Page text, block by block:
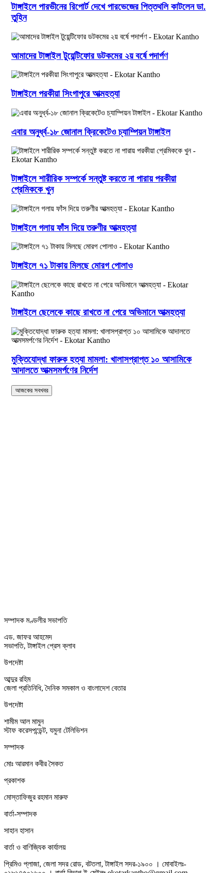
টাঙ্গাইলে পারভীনের রিপোর্ট দেখে পারভেজের পিত্তথলি কাটলেন ডা.
তুহিন
আমাদের টাঙ্গাইল টুয়েন্টিফোর ডটকমের ২য় বর্ষে পদার্পণ
টাঙ্গাইলে পরকীয়া সিংগাপুরে আত্মহত্যা
এবার অনুর্ধ্ব-১৮ জোনাল ক্রিকেটেও চ্যাম্পিয়ন টাঙ্গাইল
টাঙ্গাইলে শারীরিক সম্পর্কে সন্তুষ্ট করতে না পারায় পরকীয়া
প্রেমিককে খুন
টাঙ্গাইলে গলায় ফাঁস দিয়ে তরুণীর আত্মহত্যা
টাঙ্গাইলে ৭১ টাকায় মিলছে মোরগ পোলাও
টাঙ্গাইলে ছেলেকে কাছে রাখতে না পেরে অভিমানে আত্মহত্যা
মুক্তিযোদ্ধা ফারুক হত্যা মামলা: খালাসপ্রাপ্ত ১০ আসামিকে
আদালতে আত্মসমর্পণের নির্দেশ
সম্পাদক মণ্ডলীর সভাপতি
এড. জাফর আহমেদ
সভাপতি, টাঙ্গাইল প্রেস ক্লাব
উপদেষ্টা
আব্দুর রহিম
জেলা প্রতিনিধি, দৈনিক সমকাল ও বাংলাদেশ বেতার
উপদেষ্টা
শামীম আল মামুন
স্টাফ করেসপন্ডেন্ট, যমুনা টেলিভিশন
সম্পাদক
মোঃ আরমান কবীর সৈকত
প্রকাশক
মোস্তাফিজুর রহমান মারুফ
বার্তা-সম্পাদক
সাহান হাসান
বার্তা ও বাণিজ্যিক কার্যালয়
প্রিমিও প্লাজা, জেলা সদর রোড, বটতলা, টাঙ্গাইল সদর-১৯০০ । মোবাইলঃ-